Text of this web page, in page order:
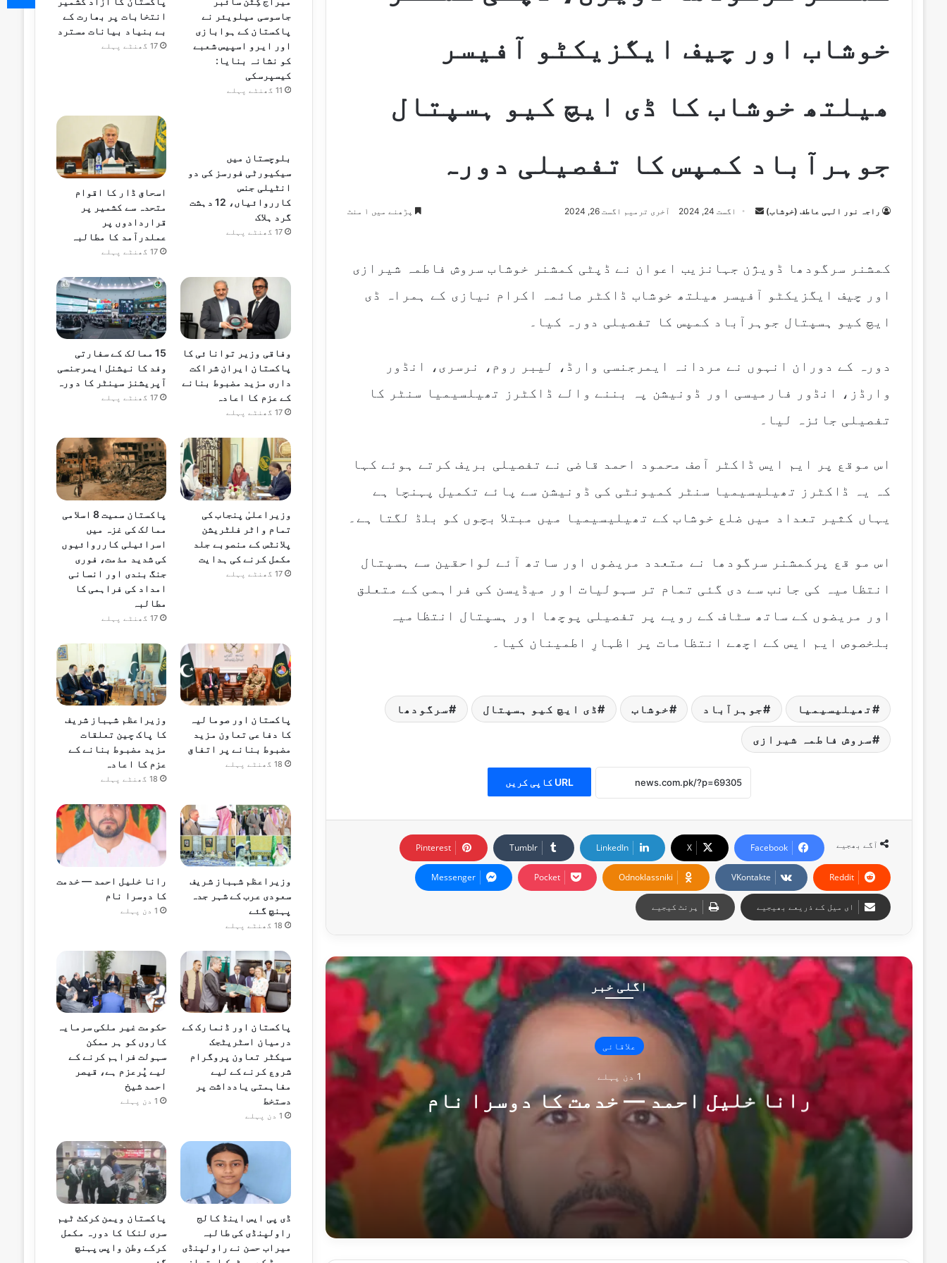
خوشاب اور چیف ایگزیکٹو آفیسر
ھیلتھ خوشاب کا ڈی ایچ کیو ہسپتال
جوہرآباد کمپس کا تفصیلی دورہ
راجہ نور الہی عاطف (خوشاب)
S
a
n
m
اگست 24, 2024 آخری ترمیم اگست 26, 2024 پڑھنے میں ۱ منٹ
کمشنر سرگودھا ڈویژن جہانزیب اعوان نے ڈپٹی کمشنر خوشاب سروش فاطمہ شیرازی
اور چیف ایگزیکٹو آفیسر ھیلتھ خوشاب ڈاکٹر صائمہ اکرام نیازی کے ہمراہ ڈی
ایچ کیو ہسپتال جوہرآباد کمپس کا تفصیلی دورہ کیا۔
دورہ کے دوران انہوں نے مردانہ ایمرجنسی وارڈ، لیبر روم، نرسری، انڈور
وارڈز، انڈور فارمیسی اور ڈونیشن پہ بننے والے ڈاکٹرز تھیلسیمیا سنٹر کا
تفصیلی جائزہ لیا۔
اس موقع پر ایم ایس ڈاکٹر آصف محمود احمد قاضی نے تفصیلی بریف کرتے ہوئے کہا
کہ یہ ڈاکٹرز تھیلیسیمیا سنٹر کمیونٹی کی ڈونیشن سے پائے تکمیل پہنچا ہے
یہاں کثیر تعداد میں ضلع خوشاب کے تھیلیسیمیا میں مبتلا بچوں کو بلڈ لگتا ہے۔
اس مو قع پرکمشنر سرگودھا نے متعدد مریضوں اور ساتھ آئے لواحقین سے ہسپتال
انتظامیہ کی جانب سے دی گئی تمام تر سہولیات اور میڈیسن کی فراہمی کے متعلق
اور مریضوں کے ساتھ سٹاف کے رویے پر تفصیلی پوچھا اور ہسپتال انتظامیہ
بلخصوص ایم ایس کے اچھے انتظامات پر اظہارِ اطمینان کیا۔
تھیلیسیمیا جوہرآباد خوشاب ڈی ایچ کیو ہسپتال سرگودھا
سروش فاطمہ شیرازی
URL کاپی کریں
آگے بھجیے Facebook
X
LinkedIn
Tumblr
Pinterest
Reddit
VKontakte
Odnoklassniki
Pocket
Messenger
ای میل کے ذریعے بھیجیے پرنٹ کیجیے
اگلی خبر
علاقائی
1 دن پہلے
رانا خلیل احمد — خدمت کا دوسرا نام
رانا خلیل احمد — خدمت کا دوسرا نام
جاسوسی میلویئر نے
پاکستان کے ہوابازی
اور ایرو اسپیس شعبے
کو نشانہ بنایا:
کیسپرسکی
11 گھنٹے پہلے
انتخابات پر بھارت کے
بے بنیاد بیانات مسترد
17 گھنٹے پہلے
بلوچستان میں
سیکیورٹی فورسز کی دو
انٹیلی جنس
کارروائیاں، 12 دہشت
گرد ہلاک
17 گھنٹے پہلے
اسحاق ڈار کا اقوام
متحدہ سے کشمیر پر
قراردادوں پر
عملدرآمد کا مطالبہ
17 گھنٹے پہلے
وفاقی وزیر توانائی کا
پاکستان ایران شراکت
داری مزید مضبوط بنانے
کے عزم کا اعادہ
17 گھنٹے پہلے
15 ممالک کے سفارتی
وفد کا نیشنل ایمرجنسی
آپریشنز سینٹر کا دورہ
17 گھنٹے پہلے
وزیراعلیٰ پنجاب کی
تمام واٹر فلٹریشن
پلانٹس کے منصوبے جلد
مکمل کرنے کی ہدایت
17 گھنٹے پہلے
پاکستان سمیت 8 اسلامی
ممالک کی غزہ میں
اسرائیلی کارروائیوں
کی شدید مذمت، فوری
جنگ بندی اور انسانی
امداد کی فراہمی کا
مطالبہ
17 گھنٹے پہلے
پاکستان اور صومالیہ
کا دفاعی تعاون مزید
مضبوط بنانے پر اتفاق
18 گھنٹے پہلے
وزیراعظم شہباز شریف
کا پاک چین تعلقات
مزید مضبوط بنانے کے
عزم کا اعادہ
18 گھنٹے پہلے
وزیراعظم شہباز شریف
سعودی عرب کے شہر جدہ
پہنچ گئے
18 گھنٹے پہلے
رانا خلیل احمد — خدمت
کا دوسرا نام
1 دن پہلے
پاکستان اور ڈنمارک کے
درمیان اسٹریٹجک
سیکٹر تعاون پروگرام
شروع کرنے کے لیے
مفاہمتی یادداشت پر
دستخط
1 دن پہلے
حکومت غیر ملکی سرمایہ
کاروں کو ہر ممکن
سہولت فراہم کرنے کے
لیے پُرعزم ہے، قیصر
احمد شیخ
1 دن پہلے
ڈی پی ایس اینڈ کالج
راولپنڈی کی طالبہ
میراب حسن نے راولپنڈی
پاکستان ویمن کرکٹ ٹیم
سری لنکا کا دورہ مکمل
کرکے وطن واپس پہنچ